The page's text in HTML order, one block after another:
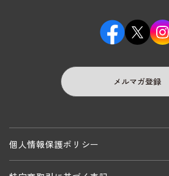
メルマガ登録
個人情報保護ポリシー